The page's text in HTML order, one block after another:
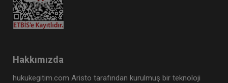
Hakkımızda
hukukegitim.com Aristo tarafından kurulmuş bir teknoloji